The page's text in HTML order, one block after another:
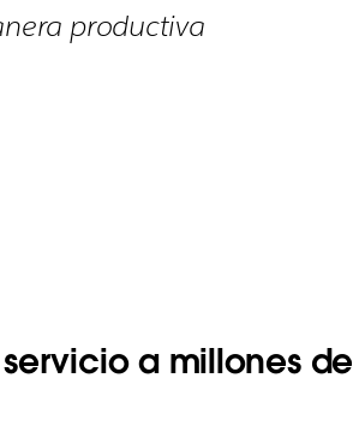
productiva
a millones de